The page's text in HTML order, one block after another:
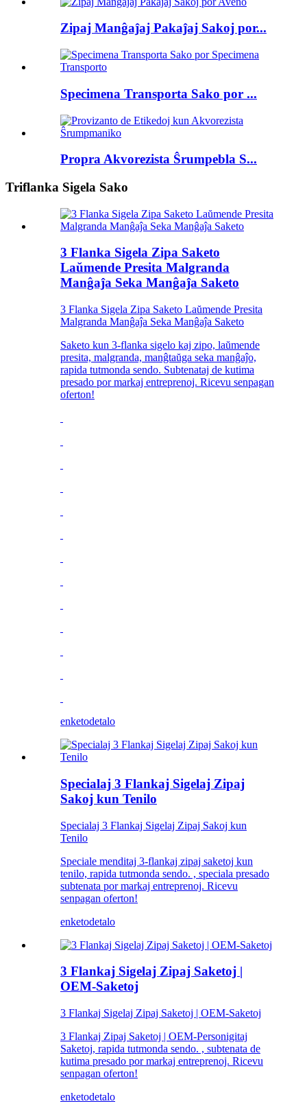
Zipaj Manĝaĵaj Pakaĵaj Sakoj por...
Specimena Transporta Sako por ...
Propra Akvorezista Ŝrumpebla S...
Triflanka Sigela Sako
3 Flanka Sigela Zipa Saketo
Laŭmende Presita Malgranda
Manĝaĵa Seka Manĝaĵa Saketo
3 Flanka Sigela Zipa Saketo Laŭmende Presita
Malgranda Manĝaĵa Seka Manĝaĵa Saketo
Saketo kun 3-flanka sigelo kaj zipo, laŭmende
presita, malgranda, manĝtaŭga seka manĝaĵo,
rapida tutmonda sendo. Subtenataj de kutima
presado por markaj entreprenoj. Ricevu senpagan
oferton!
enketodetalo
Specialaj 3 Flankaj Sigelaj Zipaj
Sakoj kun Tenilo
Specialaj 3 Flankaj Sigelaj Zipaj Sakoj kun
Tenilo
Speciale menditaj 3-flankaj zipaj saketoj kun
tenilo, rapida tutmonda sendo. , speciala presado
subtenata por markaj entreprenoj. Ricevu
senpagan oferton!
enketodetalo
3 Flankaj Sigelaj Zipaj Saketoj |
OEM-Saketoj
3 Flankaj Sigelaj Zipaj Saketoj | OEM-Saketoj
3 Flankaj Zipaj Saketoj | OEM-Personigitaj
Saketoj, rapida tutmonda sendo. , subtenata de
kutima presado por markaj entreprenoj. Ricevu
senpagan oferton!
enketodetalo